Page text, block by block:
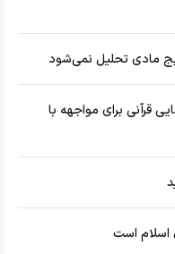
مادی تحلیل نمی‌شود
قرآنی برای مواجهه با
است